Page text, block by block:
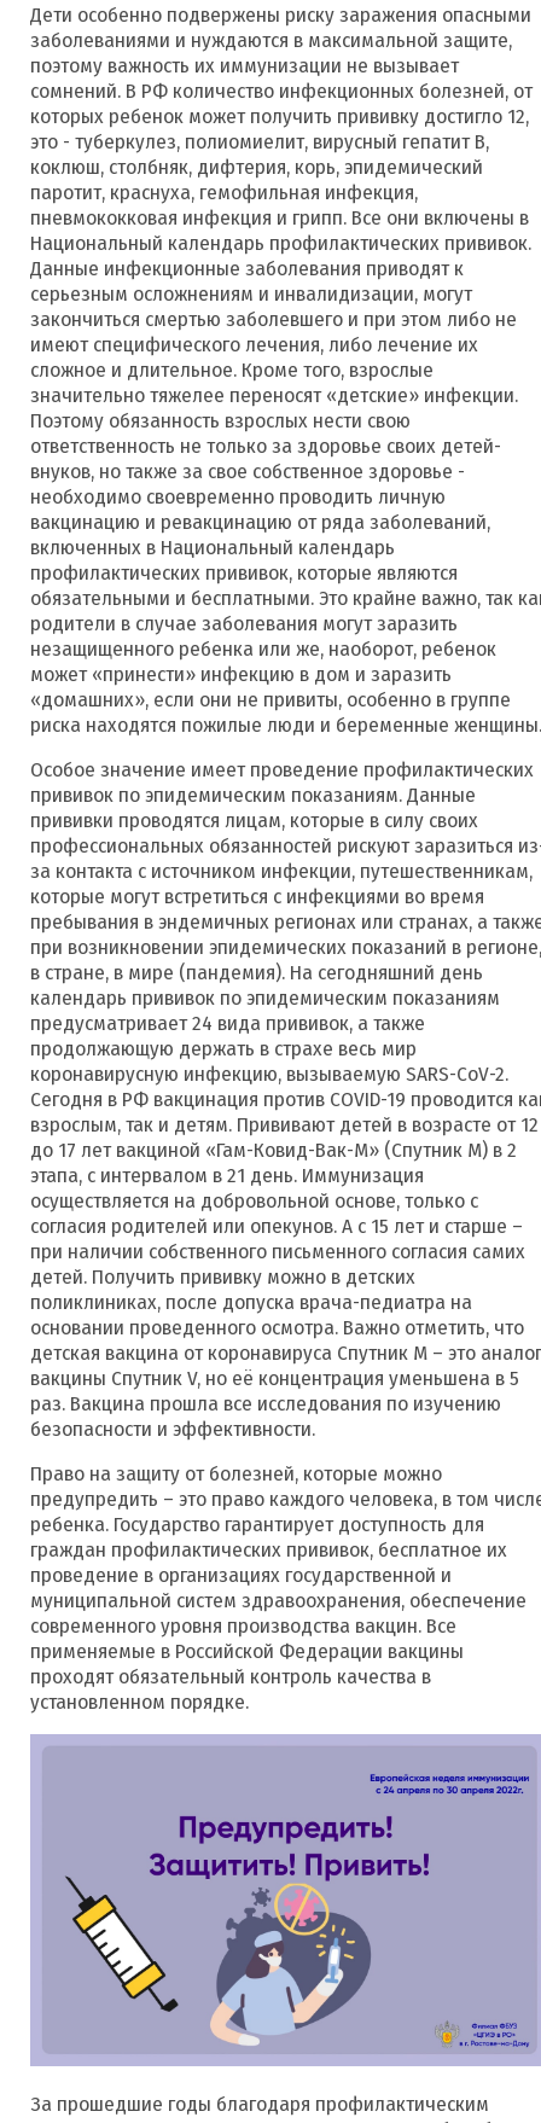
Дети особенно подвержены риску заражения опасными
заболеваниями и нуждаются в максимальной защите,
поэтому важность их иммунизации не вызывает
сомнений. В РФ количество инфекционных болезней, от
которых ребенок может получить прививку достигло 12,
это - туберкулез, полиомиелит, вирусный гепатит В,
коклюш, столбняк, дифтерия, корь, эпидемический
паротит, краснуха, гемофильная инфекция,
пневмококковая инфекция и грипп. Все они включены в
Национальный календарь профилактических прививок.
Данные инфекционные заболевания приводят к
серьезным осложнениям и инвалидизации, могут
закончиться смертью заболевшего и при этом либо не
имеют специфического лечения, либо лечение их
сложное и длительное. Кроме того, взрослые
значительно тяжелее переносят «детские» инфекции.
Поэтому обязанность взрослых нести свою
ответственность не только за здоровье своих детей-
внуков, но также за свое собственное здоровье -
необходимо своевременно проводить личную
вакцинацию и ревакцинацию от ряда заболеваний,
включенных в Национальный календарь
профилактических прививок, которые являются
обязательными и бесплатными. Это крайне важно, так
родители в случае заболевания могут заразить
незащищенного ребенка или же, наоборот, ребенок
может «принести» инфекцию в дом и заразить
«домашних», если они не привиты, особенно в группе
риска находятся пожилые люди и беременные женщины.
Особое значение имеет проведение профилактических
прививок по эпидемическим показаниям. Данные
прививки проводятся лицам, которые в силу своих
профессиональных обязанностей рискуют заразиться
за контакта с источником инфекции, путешественникам,
которые могут встретиться с инфекциями во время
пребывания в эндемичных регионах или странах, а
при возникновении эпидемических показаний в регионе,
в стране, в мире (пандемия). На сегодняшний день
календарь прививок по эпидемическим показаниям
предусматривает 24 вида прививок, а также
продолжающую держать в страхе весь мир
коронавирусную инфекцию, вызываемую SARS-CoV-2.
Сегодня в РФ вакцинация против COVID-19 проводится
взрослым, так и детям. Прививают детей в возрасте от 12
до 17 лет вакциной «Гам-Ковид-Вак-М» (Спутник М) в 2
этапа, с интервалом в 21 день. Иммунизация
осуществляется на добровольной основе, только с
согласия родителей или опекунов. А с 15 лет и старше –
при наличии собственного письменного согласия самих
детей. Получить прививку можно в детских
поликлиниках, после допуска врача-педиатра на
основании проведенного осмотра. Важно отметить, что
детская вакцина от коронавируса Спутник М – это аналог
вакцины Спутник V, но её концентрация уменьшена в 5
раз. Вакцина прошла все исследования по изучению
безопасности и эффективности.
Право на защиту от болезней, которые можно
предупредить – это право каждого человека, в том
ребенка. Государство гарантирует доступность для
граждан профилактических прививок, бесплатное их
проведение в организациях государственной и
муниципальной систем здравоохранения, обеспечение
современного уровня производства вакцин. Все
применяемые в Российской Федерации вакцины
проходят обязательный контроль качества в
установленном порядке.
За прошедшие годы благодаря профилактическим